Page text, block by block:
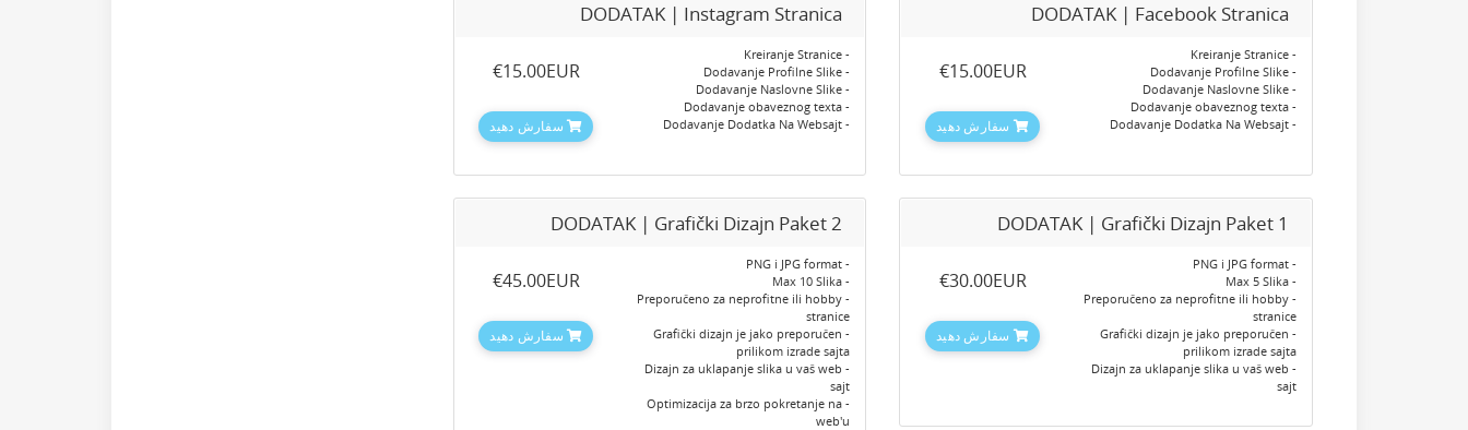
DODATAK | Facebook Stranica
- Kreiranje Stranice
- Dodavanje Profilne Slike
- Dodavanje Naslovne Slike
- Dodavanje obaveznog texta
- Dodavanje Dodatka Na Websajt
‎€15.00EUR
سفارش دهید
DODATAK | Instagram Stranica
- Kreiranje Stranice
- Dodavanje Profilne Slike
- Dodavanje Naslovne Slike
- Dodavanje obaveznog texta
- Dodavanje Dodatka Na Websajt
‎€15.00EUR
سفارش دهید
DODATAK | Grafički Dizajn Paket 1
- PNG i JPG format
- Max 5 Slika
- Preporučeno za neprofitne ili hobby
stranice
- Grafički dizajn je jako preporučen
prilikom izrade sajta
- Dizajn za uklapanje slika u vaš web
sajt
‎€30.00EUR
سفارش دهید
DODATAK | Grafički Dizajn Paket 2
- PNG i JPG format
- Max 10 Slika
- Preporučeno za neprofitne ili hobby
stranice
- Grafički dizajn je jako preporučen
prilikom izrade sajta
- Dizajn za uklapanje slika u vaš web
sajt
- Optimizacija za brzo pokretanje na
web'u
‎€45.00EUR
سفارش دهید